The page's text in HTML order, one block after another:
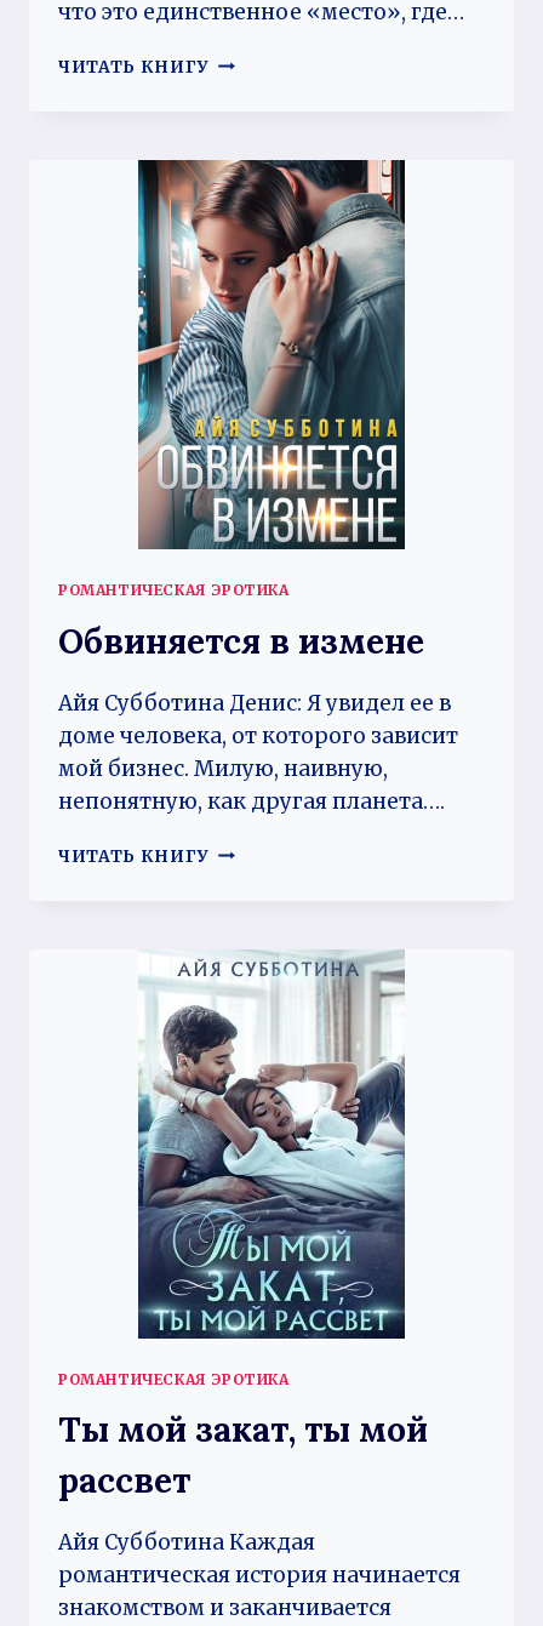
что это единственное «место», где…
ЧИТАТЬ КНИГУ САМАЯ
РОМАНТИЧЕСКАЯ ЭРОТИКА
Обвиняется в измене
Айя Субботина Денис: Я увидел ее в
доме человека, от которого зависит
мой бизнес. Милую, наивную,
непонятную, как другая планета….
ЧИТАТЬ КНИГУ ОБВИНЯЕТСЯ
РОМАНТИЧЕСКАЯ ЭРОТИКА
Ты мой закат, ты мой
рассвет
Айя Субботина Каждая
романтическая история начинается
знакомством и заканчивается